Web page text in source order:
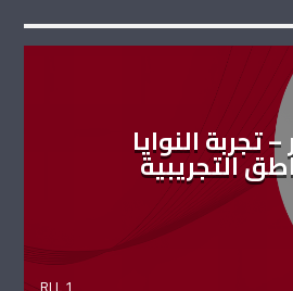
تجربة النوايا
التجريبية